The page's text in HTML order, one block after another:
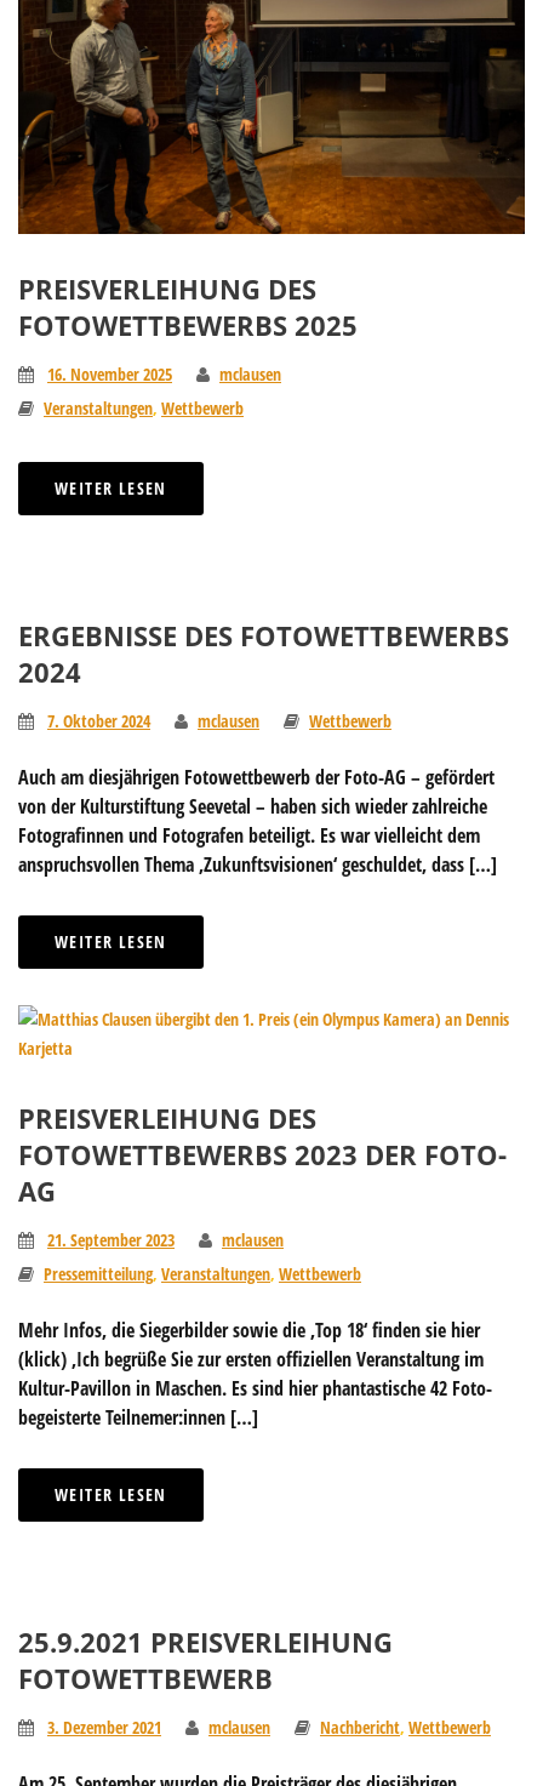
PREISVERLEIHUNG DES
FOTOWETTBEWERBS 2025
16. November 2025
mclausen
Veranstaltungen, Wettbewerb
WEITER LESEN
ERGEBNISSE DES FOTOWETTBEWERBS
2024
7. Oktober 2024 mclausen Wettbewerb
Auch am diesjährigen Fotowettbewerb der Foto-AG – gefördert
von der Kulturstiftung Seevetal – haben sich wieder zahlreiche
Fotografinnen und Fotografen beteiligt. Es war vielleicht dem
anspruchsvollen Thema ‚Zukunftsvisionen‘ geschuldet, dass […]
WEITER LESEN
PREISVERLEIHUNG DES
FOTOWETTBEWERBS 2023 DER FOTO-
AG
21. September 2023
mclausen
Pressemitteilung, Veranstaltungen, Wettbewerb
Mehr Infos, die Siegerbilder sowie die ‚Top 18‘ finden sie hier
(klick) ‚Ich begrüße Sie zur ersten offiziellen Veranstaltung im
Kultur-Pavillon in Maschen. Es sind hier phantastische 42 Foto-
begeisterte Teilnemer:innen […]
WEITER LESEN
25.9.2021 PREISVERLEIHUNG
FOTOWETTBEWERB
3. Dezember 2021 mclausen Nachbericht, Wettbewerb